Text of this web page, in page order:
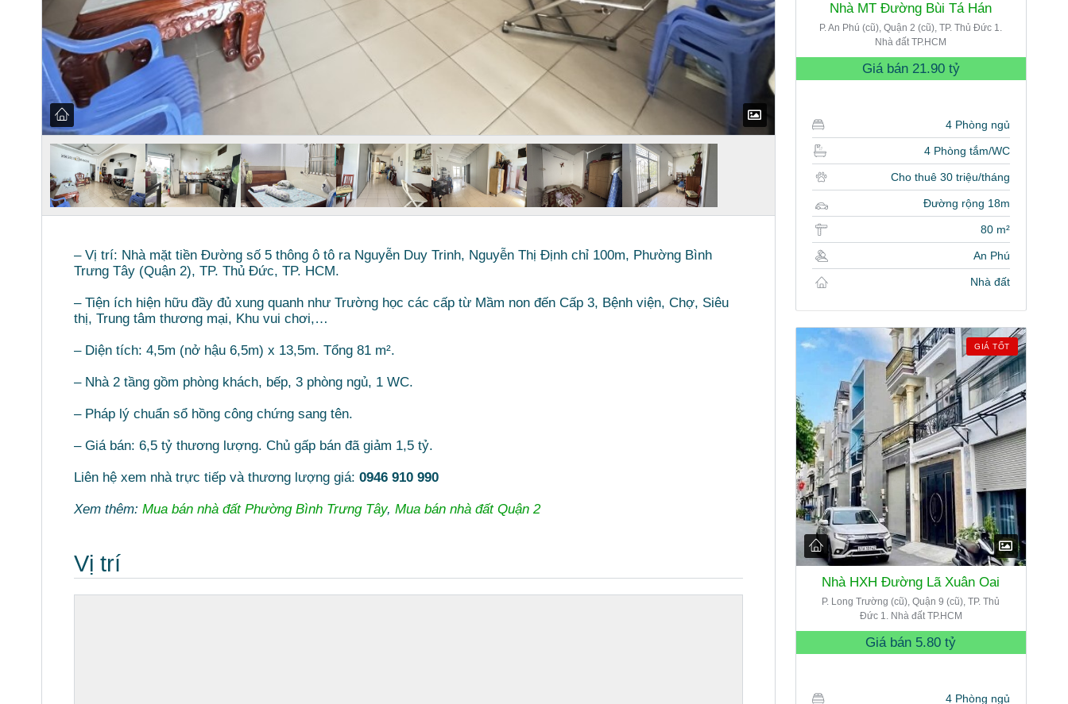
– Vị trí: Nhà mặt tiền Đường số 5 thông ô tô ra Nguyễn Duy Trinh, Nguyễn Thị Định chỉ 100m, Phường Bình
Trưng Tây (Quận 2), TP. Thủ Đức, TP. HCM.
– Tiện ích hiện hữu đầy đủ xung quanh như Trường học các cấp từ Mầm non đến Cấp 3, Bệnh viện, Chợ, Siêu
thị, Trung tâm thương mại, Khu vui chơi,…
– Diện tích: 4,5m (nở hậu 6,5m) x 13,5m. Tổng 81 m².
– Nhà 2 tầng gồm phòng khách, bếp, 3 phòng ngủ, 1 WC.
– Pháp lý chuẩn sổ hồng công chứng sang tên.
– Giá bán: 6,5 tỷ thương lượng. Chủ gấp bán đã giảm 1,5 tỷ.
Liên hệ xem nhà trực tiếp và thương lượng giá: 0946 910 990
Xem thêm: Mua bán nhà đất Phường Bình Trưng Tây, Mua bán nhà đất Quận 2
Vị trí
Nhà MT Đường Bùi Tá Hán
P. An Phú (cũ), Quận 2 (cũ), TP. Thủ Đức 1.
Nhà đất TP.HCM
Giá bán 21.90 tỷ
4 Phòng ngủ
4 Phòng tắm/WC
Cho thuê 30 triệu/tháng
Đường rộng 18m
80 m²
An Phú
Nhà đất
GIÁ TỐT
Nhà HXH Đường Lã Xuân Oai
P. Long Trường (cũ), Quận 9 (cũ), TP. Thủ
Đức 1. Nhà đất TP.HCM
Giá bán 5.80 tỷ
4 Phòng ngủ